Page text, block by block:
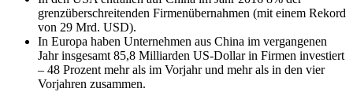
grenzüberschreitenden Firmenübernahmen (mit einem Rekord
von 29 Mrd. USD).
In Europa haben Unternehmen aus China im vergangenen
Jahr insgesamt 85,8 Milliarden US-Dollar in Firmen investiert
– 48 Prozent mehr als im Vorjahr und mehr als in den vier
Vorjahren zusammen.